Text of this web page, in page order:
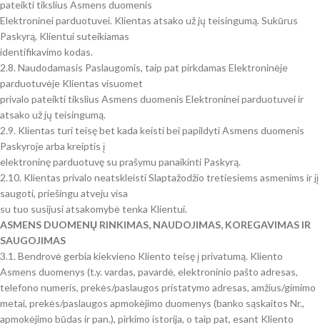
pateikti tikslius Asmens duomenis
Elektroninei parduotuvei. Klientas atsako už jų teisingumą. Sukūrus
Paskyrą, Klientui suteikiamas
identifikavimo kodas.
2.8. Naudodamasis Paslaugomis, taip pat pirkdamas Elektroninėje
parduotuvėje Klientas visuomet
privalo pateikti tikslius Asmens duomenis Elektroninei parduotuvei ir
atsako už jų teisingumą.
2.9. Klientas turi teisę bet kada keisti bei papildyti Asmens duomenis
Paskyroje arba kreiptis į
elektroninę parduotuvę su prašymu panaikinti Paskyrą.
2.10. Klientas privalo neatskleisti Slaptažodžio tretiesiems asmenims ir jį
saugoti, priešingu atveju visa
su tuo susijusi atsakomybė tenka Klientui.
ASMENS DUOMENŲ RINKIMAS, NAUDOJIMAS, KOREGAVIMAS IR
SAUGOJIMAS
3.1. Bendrovė gerbia kiekvieno Kliento teisę į privatumą. Kliento
Asmens duomenys (t.y. vardas, pavardė, elektroninio pašto adresas,
telefono numeris, prekės/paslaugos pristatymo adresas, amžius/gimimo
metai, prekės/paslaugos apmokėjimo duomenys (banko sąskaitos Nr.,
apmokėjimo būdas ir pan.), pirkimo istorija, o taip pat, esant Kliento